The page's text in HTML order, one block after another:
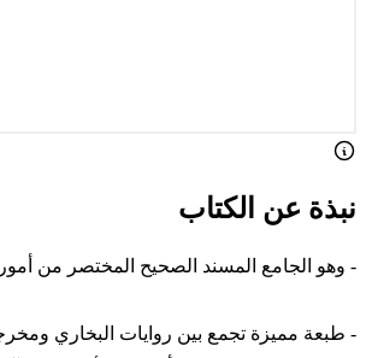
نبذة عن الكتاب
- وهو الجامع المسند الصحيح المختصر من
- طبعة مميزة تجمع بين روايات البخاري